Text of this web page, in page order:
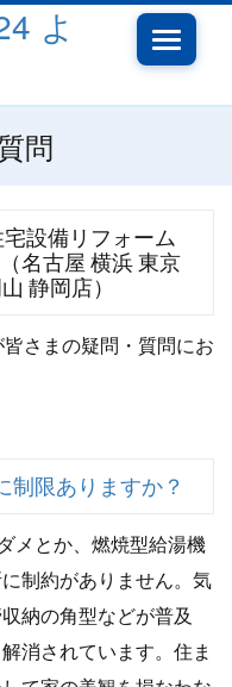
Toggle
問
設備リフォーム
名古屋 横浜 東京
静岡店）
さまの疑問・質問にお
限ありますか？
メとか、燃焼型給湯機
制約がありません。気
納の角型などが普及
消されています。住ま